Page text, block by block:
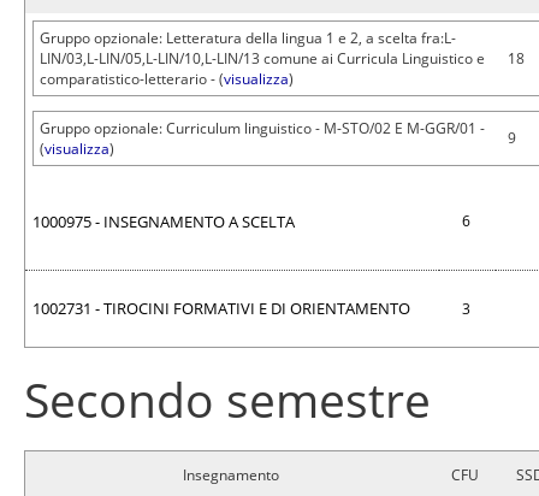
Gruppo opzionale: Letteratura della lingua 1 e 2, a scelta fra:L-
LIN/03,L-LIN/05,L-LIN/10,L-LIN/13 comune ai Curricula Linguistico e
comparatistico-letterario - (visualizza)
18
Gruppo opzionale: Curriculum linguistico - M-STO/02 E M-GGR/01 -
(visualizza)
9
1000975 - INSEGNAMENTO A SCELTA 6
1002731 - TIROCINI FORMATIVI E DI ORIENTAMENTO 3
Secondo semestre
Insegnamento CFU